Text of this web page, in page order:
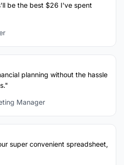
be the best $26 I've spent
planning without the hassle
Manager
super convenient spreadsheet,